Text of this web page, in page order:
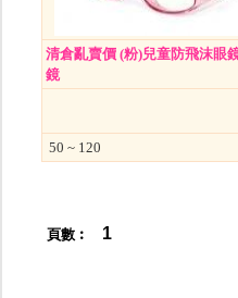
清倉亂賣價 (粉)兒童防飛沫眼
鏡
50 ~ 120
頁數︰ 1